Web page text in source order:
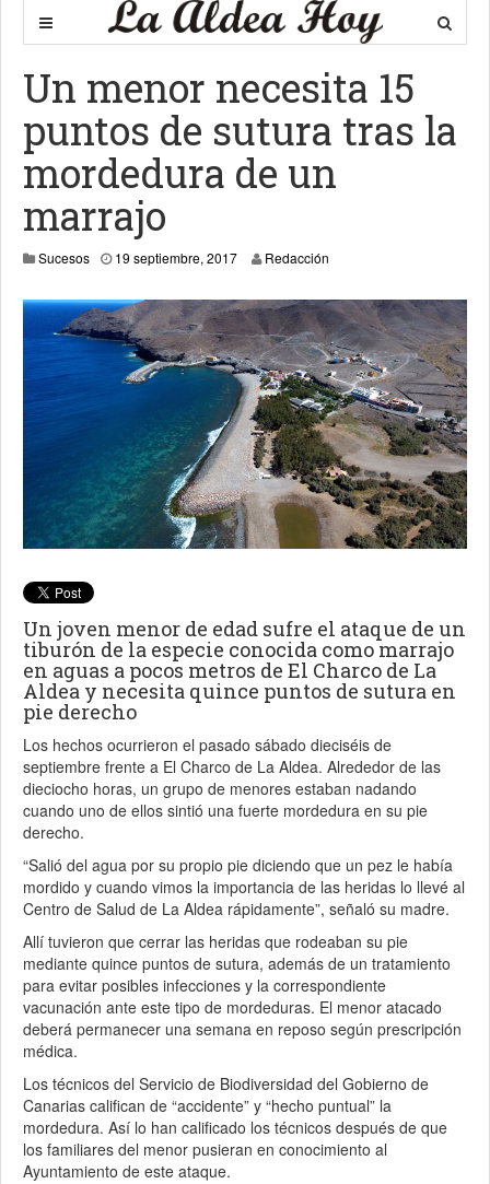
Un menor necesita 15
puntos de sutura tras la
mordedura de un
marrajo
Sucesos 19 septiembre, 201731 diciembre, 2019
Redacción
Un joven menor de edad sufre el ataque de un
tiburón de la especie conocida como marrajo
en aguas a pocos metros de El Charco de La
Aldea y necesita quince puntos de sutura en
pie derecho
Los hechos ocurrieron el pasado sábado dieciséis de
septiembre frente a El Charco de La Aldea. Alrededor de las
dieciocho horas, un grupo de menores estaban nadando
cuando uno de ellos sintió una fuerte mordedura en su pie
derecho.
“Salió del agua por su propio pie diciendo que un pez le había
mordido y cuando vimos la importancia de las heridas lo llevé al
Centro de Salud de La Aldea rápidamente”, señaló su madre.
Allí tuvieron que cerrar las heridas que rodeaban su pie
mediante quince puntos de sutura, además de un tratamiento
para evitar posibles infecciones y la correspondiente
vacunación ante este tipo de mordeduras. El menor atacado
deberá permanecer una semana en reposo según prescripción
médica.
Los técnicos del Servicio de Biodiversidad del Gobierno de
Canarias califican de “accidente” y “hecho puntual” la
mordedura. Así lo han calificado los técnicos después de que
los familiares del menor pusieran en conocimiento al
Ayuntamiento de este ataque.